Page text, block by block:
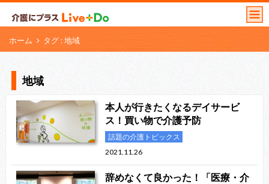
ホーム タグ : 地域
地域
本人が行きたくなるデイサービ
ス！買い物で介護予防
話題の介護トピックス
2021.11.26
辞めなくて良かった！「医療・介